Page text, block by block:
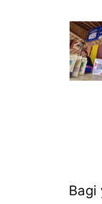
Bagi